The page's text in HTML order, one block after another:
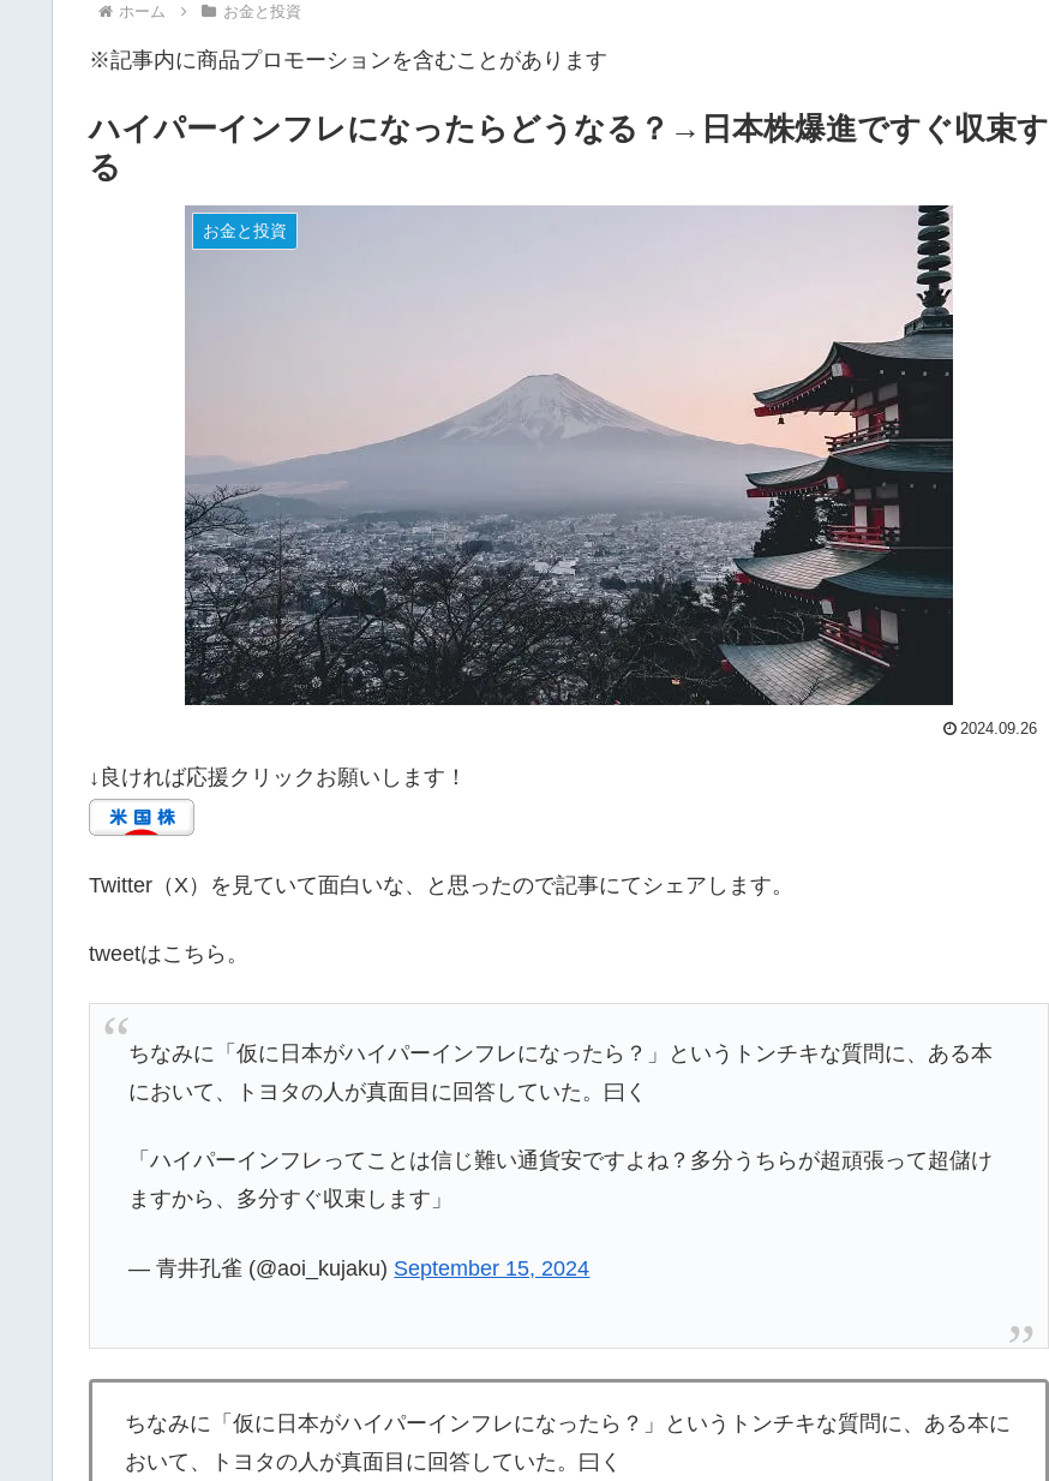
ホーム お金と投資
※記事内に商品プロモーションを含むことがあります
ハイパーインフレになったらどうなる？→日本株爆進ですぐ収束す
る
お金と投資
2024.09.26
↓良ければ応援クリックお願いします！
Twitter（X）を見ていて面白いな、と思ったので記事にてシェアします。
tweetはこちら。
ちなみに「仮に日本がハイパーインフレになったら？」というトンチキな質問に、ある本
において、トヨタの人が真面目に回答していた。曰く
「ハイパーインフレってことは信じ難い通貨安ですよね？多分うちらが超頑張って超儲け
ますから、多分すぐ収束します」
— 青井孔雀 (@aoi_kujaku) September 15, 2024
ちなみに「仮に日本がハイパーインフレになったら？」というトンチキな質問に、ある本に
おいて、トヨタの人が真面目に回答していた。曰く